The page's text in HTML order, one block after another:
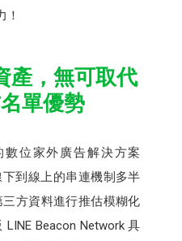
！
產，無可取代
單優勢
數位家外廣告解決方案
下到線上的串連機制多半
方資料進行推估模糊化
Beacon Network 具